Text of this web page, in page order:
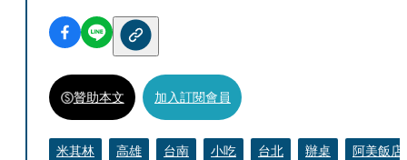
贊助本文 加入訂閱會員
米其林 高雄 台南 小吃 台北 辦桌
阿美飯店